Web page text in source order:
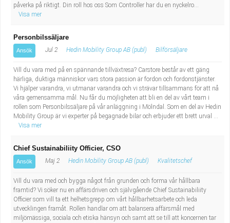
Säkerhetsarbete
Tekniskt arbete
Transport
Informatör/Kommunikatör
Brevbärare
Sjuksköterska, grundutbildad
Kock, storhushåll
Undersköterska, vård- o specialavd. o mottagning
Administrativ assistent
Lärare i gymnasiet
påverka på riktigt. Din roll hos oss Som Controller har du en nyckelro...
Visa mer
Personbilssäljare
Ansök Jul 2 Hedin Mobility Group AB (publ) Bilförsäljare
Vill du vara med på en spännande tillväxtresa? Carstore består av ett gäng
härliga, duktiga människor vars stora passion är fordon och fordonstjänster.
Vi hjälper varandra, vi utmanar varandra och vi strävar tillsammans för att nå
våra gemensamma mål. Nu får du möjligheten att bli en del av vårt team i
rollen som Personbilssäljare på vår anläggning i Mölndal. Som en del av Hedin
Mobility Group är vi experter på begagnade bilar och erbjuder ett brett urval ...
Visa mer
Chief Sustainabiliity Officier, CSO
Ansök Maj 2 Hedin Mobility Group AB (publ) Kvalitetschef
Vill du vara med och bygga något från grunden och forma vår hållbara
framtid? Vi söker nu en affärsdriven och självgående Chief Sustainabiliity
Officier som vill ta ett helhetsgrepp om vårt hållbarhetsarbete och leda
utvecklingen framåt. Rollen handlar om att balansera affärsmål med
miljömässiga, sociala och etiska hänsyn och samt att se till att koncernen tar